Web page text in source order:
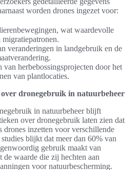
worden drones ingezet voor:
wat waardevolle
veranderingen in landgebruik en de
van herbebossingsprojecten door het
van plantlocaties.
dronegebruik in natuurbeheer
in natuurbeheer blijft
over dronegebruik laten zien dat
drones inzetten voor verschillende
blijkt dat meer dan 60% van
gebruik maakt van
de waarde die zij hechten aan
voor natuurbescherming.